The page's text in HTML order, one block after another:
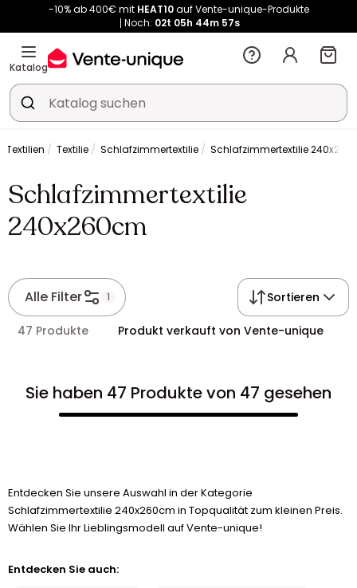
-10% ab 400€ mit HEAT10auf Vente-unique-Produkte
Noch: 02t 05h 44m 57s
-10% ab 400€ mitHEAT10auf Vente-unique-Produkte
Katalog
Textilien Textilie Schlafzimmertextilie Schlafzimmertextilie
Schlafzimmertextilie
240x260cm
Alle Filter 1 Sortieren
47 Produkte Produkt verkauft von Vente-unique
Sie haben 47 Produkte von 47 gesehen
Entdecken Sie unsere Auswahl in der Kategorie
Schlafzimmertextilie 240x260cm in Topqualität zum kleinen Preis.
Wählen Sie Ihr Lieblingsmodell auf Vente-unique!
Entdecken Sie auch: